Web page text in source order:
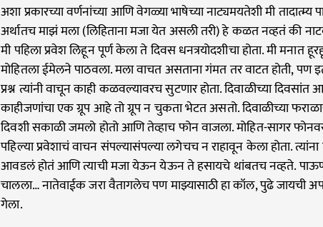
अशा प्रकारच्या वर्णनांच्या आणि वेगळ्या भाषेच्या नाट्यमयतेशी मी तादात्म्य
अर्थातच माझं मला (लिहिताना मजा येत असली तरी) हे कळत नव्हतं की
मी पहिला प्रवेश लिहून पूर्ण केला ते दिवस धनत्रयोदशीचा होता. मी मनात
मोहितला ईमेलने पाठवला. मला वाचत असताना गंमत तर वाटत होती, पण
प्रश्न त्यांनी वाचून काही कळवल्यावरच सुटणार होता. दिवाळीच्या दिवसांत
काहीजणांचा एक ग्रूप आहे तो ग्रूप न चुकता भेटत असतो. दिवाळीच्या
दिवशी सकाळी जमलो होतो आणि तेव्हाच फोन वाजला. मोहित-सागर
पहिल्या प्रवेशाचं वाचन संपल्यासंपल्या लगेचच न राहावून केला होता.
आवडलं होतं आणि त्याची मजा येऊन येऊन ते हसायचे थांबतच नव्हते.
चालला… नातेवाईक जरा वैतागलेच पण माझ्यासाठी हा कॉल, पुढे जायची
गेला.